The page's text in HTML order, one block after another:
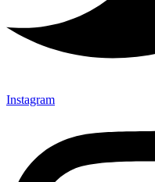
Instagram